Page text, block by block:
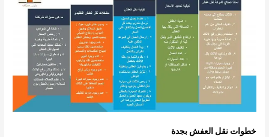
خطوات نقل العفش بجدة